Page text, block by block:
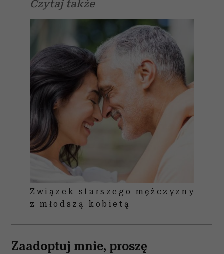
Czytaj także
Związek starszego mężczyzny
z młodszą kobietą
Zaadoptuj mnie, proszę